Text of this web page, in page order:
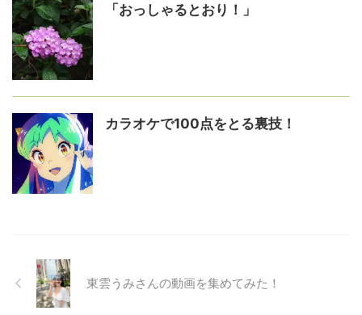
「おっしゃるとおり！」
カラオケで100点をとる裏技！
東雲うみさんの動画を集めてみた！